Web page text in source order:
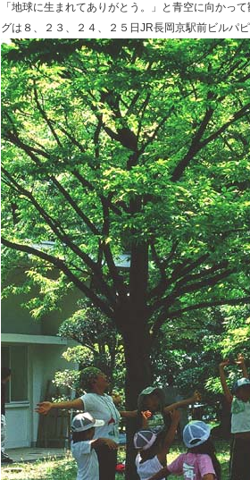
「地球に生まれてありがとう。」と青空に向かっ
グは８、２３、２４、２５日JR長岡京駅前ビルパ